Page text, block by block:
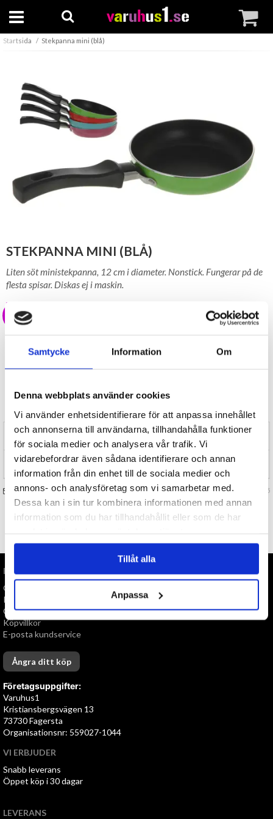
Samtycke Information Om
Denna webbplats använder cookies
Vi använder enhetsidentifierare för att anpassa innehållet
och annonserna till användarna, tillhandahålla funktioner
för sociala medier och analysera vår trafik. Vi
vidarebefordrar även sådana identifierare och annan
information från din enhet till de sociala medier och
annons- och analysföretag som vi samarbetar med.
Dessa kan i sin tur kombinera informationen med annan
information som du har tillhandahållit eller som de har
Tillåt alla
Anpassa
Startsida Stekpanna mini (blå)
STEKPANNA MINI (BLÅ)
Liten söt ministekpanna, 12 cm i diameter. Nonstick. Fungerar på de
flesta spisar. Diskas ej i maskin.
39 kr
BEVAKA
Tillfälligt Slut
RECENSIONER (0)
TIPSA
FRÅGA OSS OM VARAN Art. nr 126345
INFORMATION
Om oss
Personuppgiftspolicy
Cookies
Köpvillkor
E-posta kundservice
Ångra ditt köp
Företagsuppgifter:
Varuhus1
Kristiansbergsvägen 13
73730 Fagersta
Organisationsnr: 559027-1044
VI ERBJUDER
Snabb leverans
Öppet köp i 30 dagar
LEVERANS